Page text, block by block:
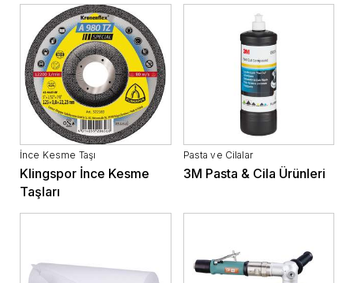
İnce Kesme Taşı
Klingspor İnce Kesme
Taşları
Pasta ve Cilalar
3M Pasta & Cila Ürünleri